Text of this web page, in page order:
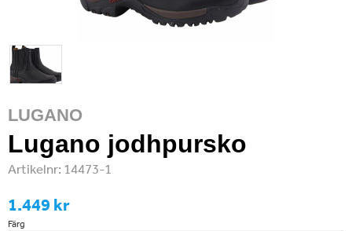
LUGANO
Lugano jodhpursko
Artikelnr: 14473-1
1.449 kr
Färg